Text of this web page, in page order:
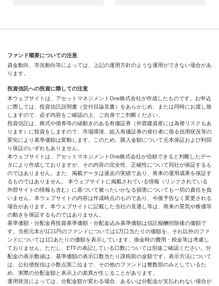
ファンド概要についての注意
資金動向、市況動向等によっては、上記の運用方針のような運用ができない場合があ
ります。
投資信託への投資に際しての注意
本ウェブサイトは、アセットマネジメントOne株式会社が作成したものです。お申込
に際しては、投資信託説明書（交付目論見書）をあらかじめ、または同時にお渡し致
しますので、必ず内容をご確認の上、ご自身でご判断ください。
投資信託は、株式や債券等の値動きのある有価証券（外貨建資産には為替リスクもあ
ります）に投資をしますので、市場環境、組入有価証券の発行者に係る信用状況等の
変化により基準価額は変動します。このため、購入金額について元本保証および利回
り保証のいずれもありません。
本ウェブサイトは、アセットマネジメントOne株式会社が信頼できると判断したデー
タにより作成しておりますが、その内容の完全性、正確性について同社が保証するも
のではありません。また、掲載データは過去の実績であり、将来の運用成果を保証す
るものではありません。 本ウェブサイトに掲載されている情報（リンクされている
外部サイトの情報も含む）に基づいて被ったいかなる損害についても一切の責任を負
いません。本ウェブサイトの内容は作成時点のものであり、今後予告なく変更される
場合があります。本ウェブサイトに記載した当社の見通し等は、将来の景気や株価等
の動きを保証するものではありません。
基準価額・分配金再投資基準価額・分配金込み基準価額は信託報酬控除後の価額で
す。当初元本が1口1円のファンドについては1万口当たりの価額を、それ以外のファ
ンドについては1口あたりの価額を表示しています。換金時の費用・税金等は考慮し
ておりません。ただし、ETFの表記している口数については別途ご確認ください。分
配金の表示数値は、基準価額の表示口数当たり課税前の金額です。表示方法について
は、公社債投信は小数点第二位まで、その他のファンドは整数部のみとしているた
め、実際の分配金額と表示上の差異が生じることがあります。
運用状況によっては、分配金額が変わる場合、あるいは分配金が支払われない場合が